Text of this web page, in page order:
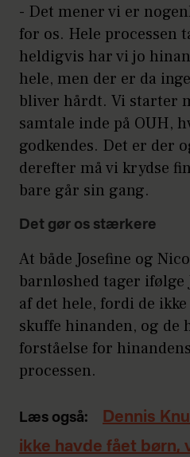
- Det mener vi er
for os. Hele processen
heldigvis har vi jo
hele, men der er da
bliver hårdt. Vi starter
samtale inde på OUH,
godkendes. Det er der
derefter må vi krydse
bare går sin gang.
Det gør os stærkere
At både Josefine og
barnløshed tager ifølge
af det hele, fordi de
skuffe hinanden, og de
forståelse for
processen.
Læs også:
Dennis
ikke havde fået børn,